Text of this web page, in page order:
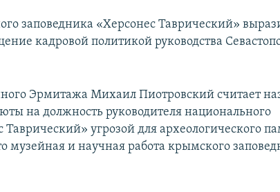
заповедника «Херсонес Таврический»
кадровой политикой руководства
Эрмитажа Михаил Пиотровский считает
на должность руководителя национального
Таврический» угрозой для археологического
музейная и научная работа крымского